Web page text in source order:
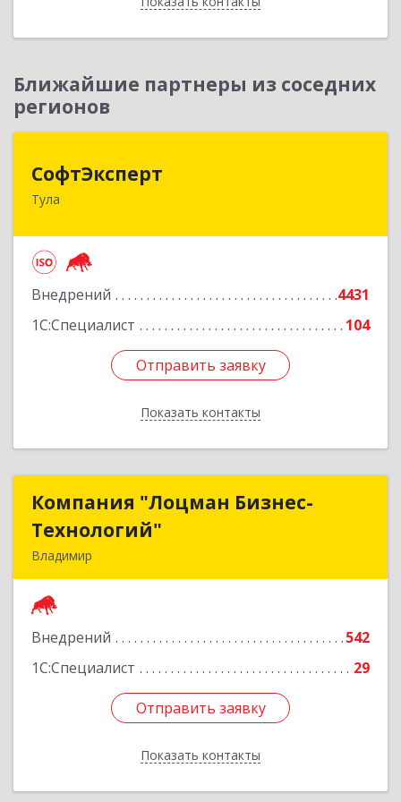
Ближайшие партнеры из соседних
регионов
СофтЭксперт
Тула
Внедрений
4431
1С:Специалист
104
Отправить заявку
Показать контакты
300013, Тульская обл, Тула г, Болдина ул, дом №
Отправить заявку
Назад
Компания "Лоцман Бизнес-
Технологий"
Владимир
Внедрений
542
1С:Специалист
29
Отправить заявку
Показать контакты
Компания "Лоцман Бизнес-
Подробнее
Отправить заявку
Назад